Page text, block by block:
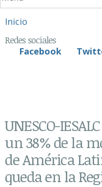
Se encuentra usted
Inicio
Redes sociales
Facebook
UNESCO-
un 38% de la
de América
queda en la